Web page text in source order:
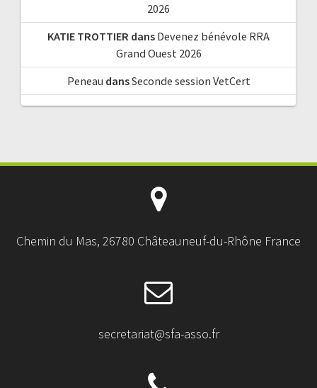
2026
KATIE TROTTIER dans Devenez bénévole RRA
Grand Ouest 2026
Peneau dansSeconde session VetCert
Chemin du Mas, 26780 Châteauneuf-du-Rhône France
secretariat@sfa-asso.fr